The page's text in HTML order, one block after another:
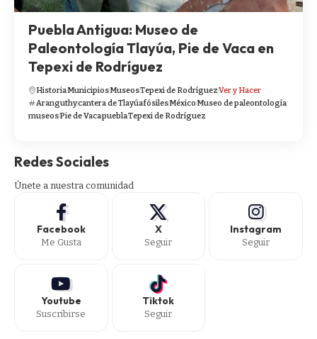
Puebla Antigua: Museo de
Paleontología Tlayúa, Pie de Vaca en
Tepexi de Rodríguez
HistoriaMunicipiosMuseosTepexi de RodríguezVer y Hacer
Aranguthycantera de TlayúafósilesMéxicoMuseo de paleontología
museosPie de VacapueblaTepexi de Rodríguez
Redes Sociales
Únete a nuestra comunidad
Facebook
Me Gusta
X
Seguir
Instagram
Seguir
Youtube
Suscribirse
Tiktok
Seguir